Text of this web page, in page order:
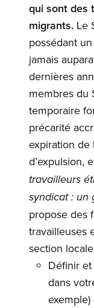
qui sont des
migrants. Le
possédant
jamais
dernières
membres du
temporaire
précarité
expiration de
d’expulsion,
travailleurs
syndicat : un
propose des
travailleuses
section
Définir
dans